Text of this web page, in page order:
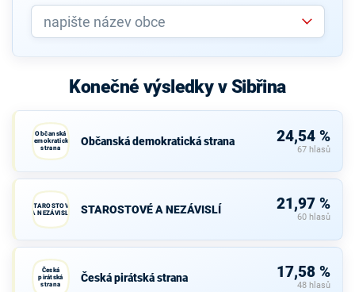
Konečné výsledky v Sibřina
Občanská
demokratická
strana
Občanská demokratická strana 24,54 %
67 hlasů
STAROSTOVÉ
A NEZÁVISLÍ
STAROSTOVÉ A NEZÁVISLÍ 21,97 %
60 hlasů
Česká
pirátská
strana
Česká pirátská strana 17,58 %
48 hlasů